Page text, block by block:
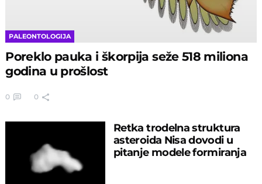
PALEONTOLOGIJA
Poreklo pauka i škorpija seže 518 miliona
godina u prošlost
0 0
Retka trodelna struktura
asteroida Nisa dovodi u
pitanje modele formiranja